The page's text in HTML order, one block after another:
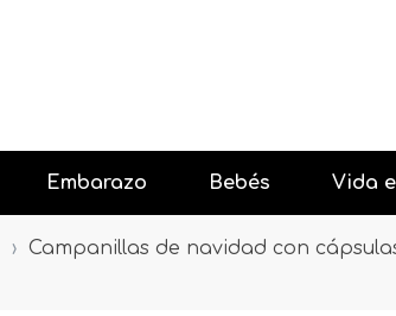
Embarazo Bebés Vida
› Campanillas de navidad con